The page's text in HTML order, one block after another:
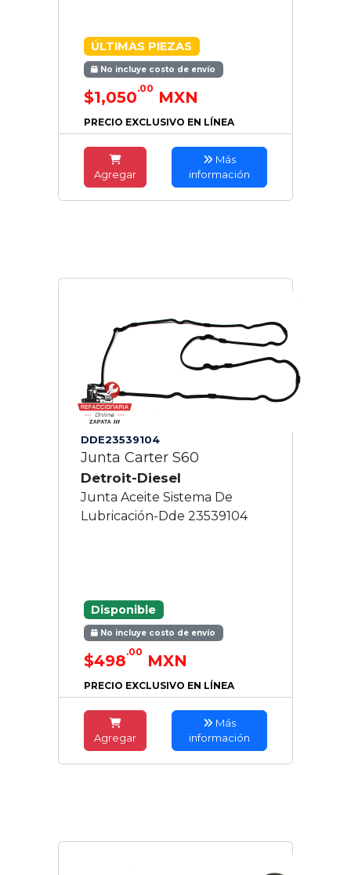
ÚLTIMAS PIEZAS
No incluye costo de envío
$1,050.00 MXN
PRECIO EXCLUSIVO EN LÍNEA
Agregar
Más
información
DDE23539104
Junta Carter S60
Detroit-Diesel
Junta Aceite Sistema De
Lubricación-Dde 23539104
Disponible
No incluye costo de envío
$498.00 MXN
PRECIO EXCLUSIVO EN LÍNEA
Agregar
Más
información